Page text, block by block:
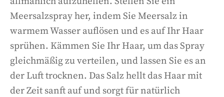
Meersalzspray her, indem Sie Meersalz in
warmem Wasser auflösen und es auf Ihr Haar
sprühen. Kämmen Sie Ihr Haar, um das Spray
gleichmäßig zu verteilen, und lassen Sie es an
der Luft trocknen. Das Salz hellt das Haar mit
der Zeit sanft auf und sorgt für natürlich